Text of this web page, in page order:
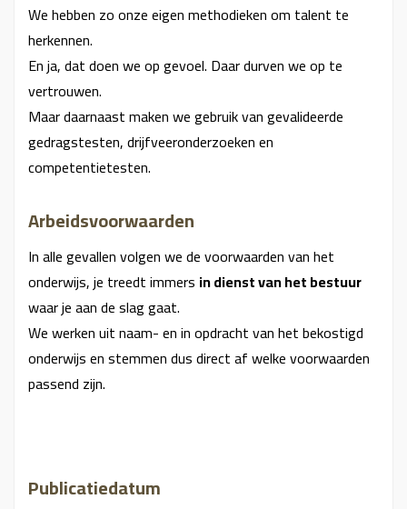
We hebben zo onze eigen methodieken om talent te
herkennen.
En ja, dat doen we op gevoel. Daar durven we op te
vertrouwen.
Maar daarnaast maken we gebruik van gevalideerde
gedragstesten, drijfveeronderzoeken en
competentietesten.
Arbeidsvoorwaarden
In alle gevallen volgen we de voorwaarden van het
onderwijs, je treedt immers in dienst van het bestuur
waar je aan de slag gaat.
We werken uit naam- en in opdracht van het bekostigd
onderwijs en stemmen dus direct af welke voorwaarden
passend zijn.
Publicatiedatum